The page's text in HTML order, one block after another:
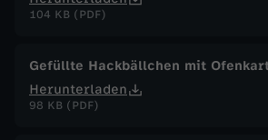
104 KB (PDF)
Gefüllte Hackbällchen mit
Herunterladen
98 KB (PDF)